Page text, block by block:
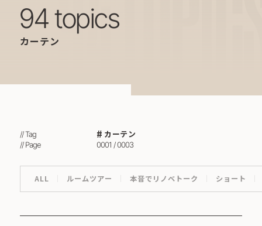
94 topics
カーテン
// Tag カーテン
// Page 0001 / 0003
ALL ルームツアー 本音でリノベトーク ショート